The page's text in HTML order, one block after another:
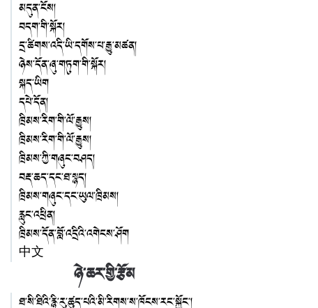
མདུན་ངོས།
བདག་གི་སྐོར།
དྲ་ཚིགས་འདི་ཡི་དགོས་པ་རྒྱུ་མཚན།
ཉེས་དོན་ཞུ་གཏུག་གི་སྐོར།
སྐད་ཡིག
དཔེ་དོན།
ཁྲིམས་རིག་གི་ལོ་རྒྱུས།
ཁྲིམས་རིག་གི་ལོ་རྒྱུས།
ཁྲིམས་ཀྱི་གཞུང་བཤད།
བརྡ་ཆད་དང་ཐ་སྙད།
ཁྲིམས་གཞུང་དང་ཡུལ་ཁྲིམས།
རླུང་འཕྲིན།
ཁྲིམས་དོན་བློ་འདྲིའི་འགེངས་ཤོག
中文
ཉེ་ཆར་གྱི་རྩོམ
ཐ་སི་ཐིའི་རྙི་རུ་ཚུད་པའི་མི་རིགས་ས་ཁོངས་རང་སྐྱོང་།